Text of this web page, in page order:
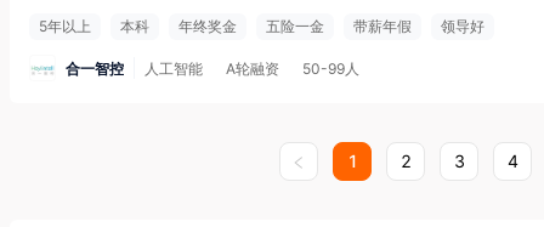
5年以上 本科 年终奖金 五险一金 带薪年假 领导好
合一智控 人工智能 A轮融资 50-99人
1 2 3 4